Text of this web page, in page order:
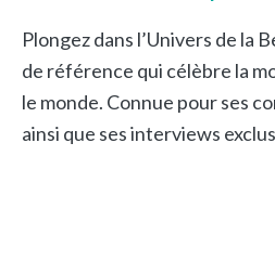
Plongez dans l’Univers de la
de référence qui célèbre la
le monde. Connue pour ses
ainsi que ses interviews